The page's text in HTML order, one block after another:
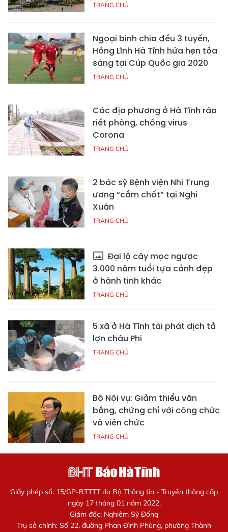
TRANG CHỦ
Ngoại binh chia đều 3 tuyến,
Hồng Lĩnh Hà Tĩnh hứa hẹn tỏa
sáng tại Cúp Quốc gia 2020
TRANG CHỦ
Các địa phương ở Hà Tĩnh ráo
riết phòng, chống virus
Corona
TRANG CHỦ
2 bác sỹ Bệnh viện Nhi Trung
ương “cắm chốt” tại Nghi
Xuân
TRANG CHỦ
Đại lộ cây mọc ngược
3.000 năm tuổi tựa cảnh đẹp
ở hành tinh khác
TRANG CHỦ
5 xã ở Hà Tĩnh tái phát dịch tả
lợn châu Phi
TRANG CHỦ
Bộ Nội vụ: Giảm thiểu văn
bằng, chứng chỉ với công chức
và viên chức
TRANG CHỦ
Giấy phép số: 15/GP-BTTTT do Bộ Thông tin - Truyền thông cấp
ngày 17 tháng 01 năm 2022.
Giám đốc: Nghiêm Sỹ Đống
Trụ sở chính: Số 22, đường Phan Đình Phùng, phường Thành